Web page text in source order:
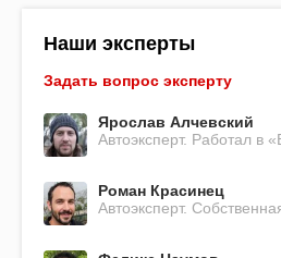
Наши эксперты
Задать вопрос эксперту
Ярослав Алчевский
Автоэксперт. Работал в
Роман Красинец
Автоэксперт.